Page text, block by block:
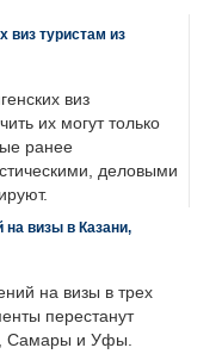
виз туристам из
виз
их могут только
ранее
деловыми
на визы в Казани,
на визы в трех
перестанут
Самары и Уфы.